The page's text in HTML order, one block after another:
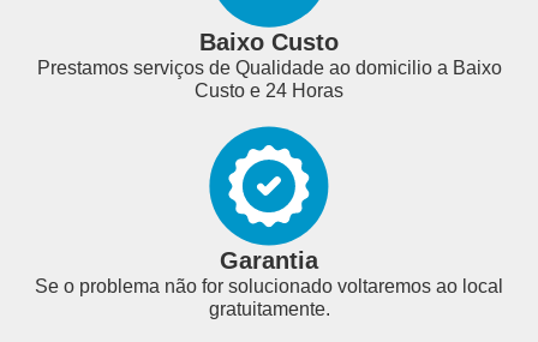
Baixo Custo
Prestamos serviços de Qualidade ao domicilio a Baixo
Custo e 24 Horas
Garantia
Se o problema não for solucionado voltaremos ao local
gratuitamente.